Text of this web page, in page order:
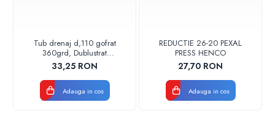
Tub drenaj d,110 gofrat
360grd, Dublustrat
verde/negru 110152 Drainkit
33,25 RON
Adauga in cos
REDUCTIE 26-20 PEXAL
PRESS HENCO
27,70 RON
Adauga in cos